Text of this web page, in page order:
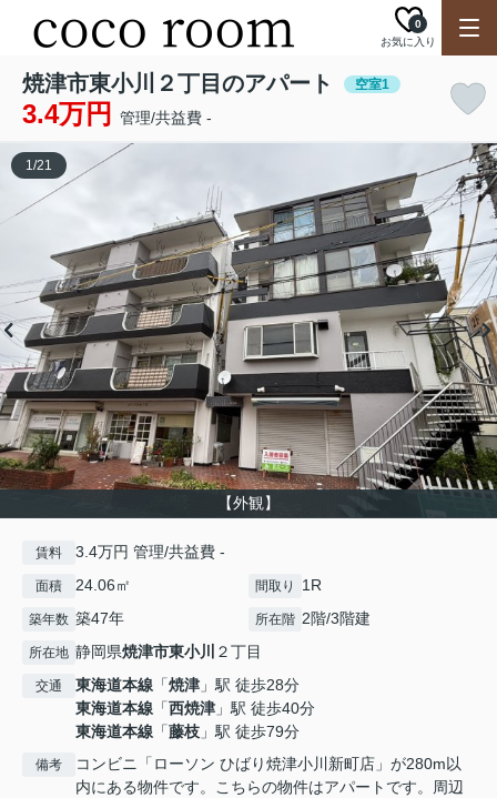
お気に入り
0
焼津市東小川２丁目のアパート 空室1
3.4万円 管理/共益費 -
【外観】
1/21
賃料 3.4万円 管理/共益費 -
面積 24.06㎡ 間取り 1R
築年数 築47年 所在階 2階/3階建
所在地 静岡県焼津市東小川 ２丁目
交通 東海道本線 「焼津 」駅 徒歩28分
東海道本線 「西焼津 」駅 徒歩40分
東海道本線 「藤枝 」駅 徒歩79分
備考
コンビニ「ローソン ひばり焼津小川新町店」が280m以
内にある物件です。こちらの物件はアパートです。周辺